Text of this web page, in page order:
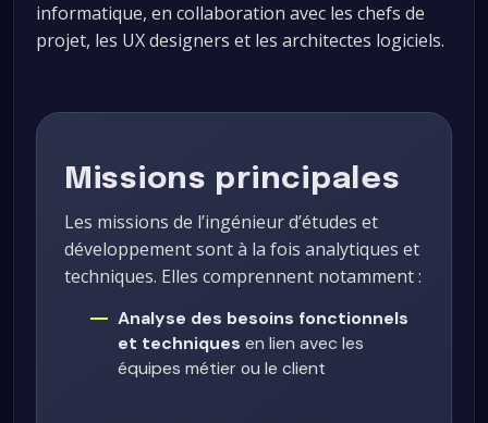
informatique, en collaboration avec les chefs de
projet, les UX designers et les architectes logiciels.
Missions principales
Les missions de l’ingénieur d’études et
développement sont à la fois analytiques et
techniques. Elles comprennent notamment :
Analyse des besoins fonctionnels
et techniques en lien avec les
équipes métier ou le client